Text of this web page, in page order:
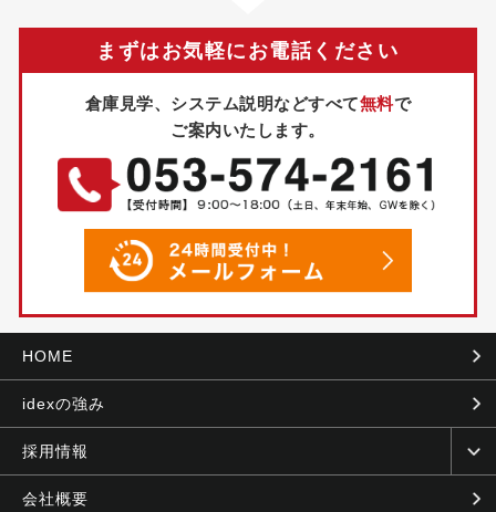
まずはお気軽にお電話ください
倉庫見学、システム説明などすべて無料で
ご案内いたします。
HOME
idexの強み
採用情報
会社概要